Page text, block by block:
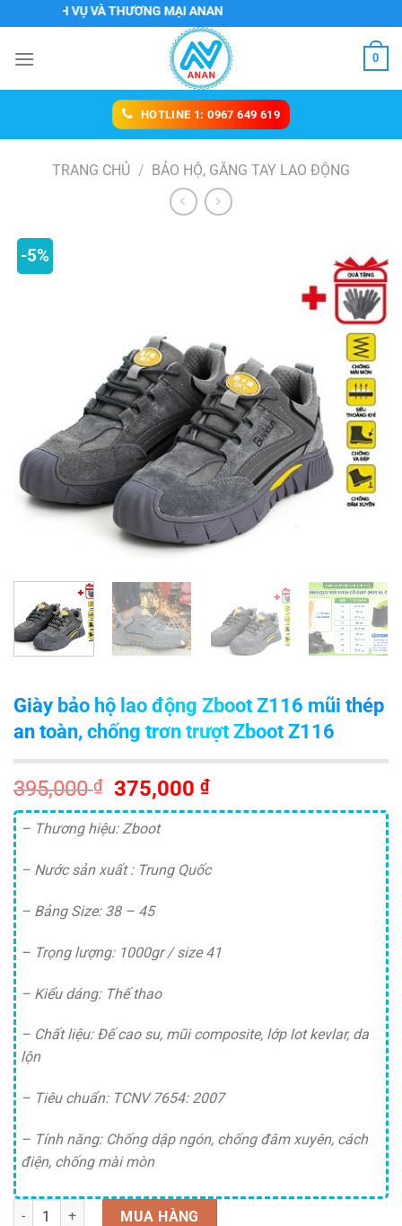
đến
nội
VỤ VÀ THƯƠNG MẠI ANAN
0
HOTLINE 1: 0967 649 619
TRANG CHỦ / BẢO HỘ, GĂNG TAY LAO ĐỘNG
-5%
Giày bảo hộ lao động Zboot Z116 mũi thép
an toàn, chống trơn trượt Zboot Z116
395,000₫
Giá
gốc
là:
375,000₫Giá
hiện
375,000 ₫.
– Thương hiệu: Zboot
– Nước sản xuất : Trung Quốc
– Bảng Size: 38 – 45
– Trọng lượng: 1000gr / size 41
– Kiểu dáng: Thế thao
– Chất liệu: Đế cao su, mũi composite, lớp lot kevlar, da
lộn
– Tiêu chuẩn: TCNV 7654: 2007
– Tính năng: Chống dập ngón, chống đâm xuyên, cách
điện, chống mài mòn
Số lượng MUA HÀNG